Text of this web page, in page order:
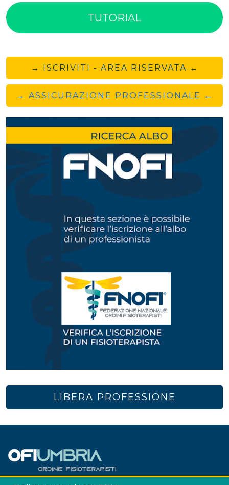
TUTORIAL
→ ISCRIVITI - AREA RISERVATA ←
→ ASSICURAZIONE PROFESSIONALE ←
LIBERA PROFESSIONE